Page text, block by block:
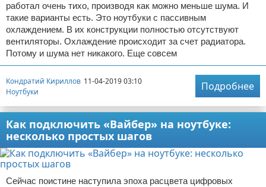
работал очень тихо, производя как можно меньше шума. И
такие варианты есть. Это ноутбуки с пассивным
охлаждением. В их конструкции полностью отсутствуют
вентиляторы. Охлаждение происходит за счет радиатора.
Потому и шума нет никакого. Еще совсем
Кондратий Кириллов 11-04-2019 03:10
Ноутбуки
Подробнее
Как подключить «Вайбер» на ноутбуке:
несколько простых шагов
Сейчас поистине наступила эпоха расцвета цифровых